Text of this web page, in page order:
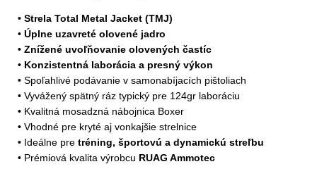
• Strela Total Metal Jacket (TMJ)
• Úplne uzavreté olovené jadro
• Znížené uvoľňovanie olovených častíc
• Konzistentná laborácia a presný výkon
• Spoľahlivé podávanie v samonabíjacích pištoliach
• Vyvážený spätný ráz typický pre 124gr laboráciu
• Kvalitná mosadzná nábojnica Boxer
• Vhodné pre kryté aj vonkajšie strelnice
• Ideálne pre tréning, športovú a dynamickú streľbu
• Prémiová kvalita výrobcu RUAG Ammotec